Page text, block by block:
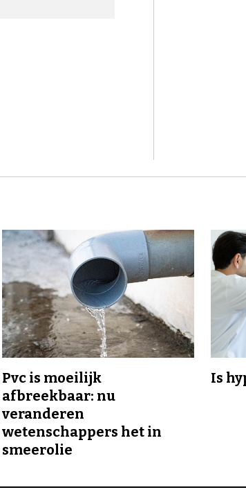
Pvc is moeilijk
afbreekbaar: nu
veranderen
wetenschappers het in
smeerolie
Is